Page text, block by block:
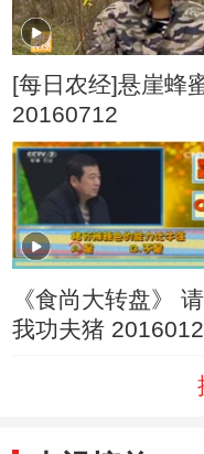
[每日农经]悬崖蜂
20160712
《食尚大转盘》
我功夫猪